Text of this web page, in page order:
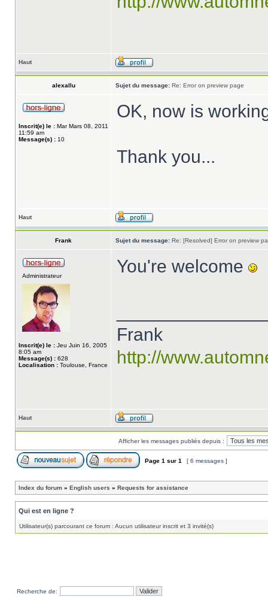
Haut
alexallu Sujet du message: Re: Error on preview page
Inscrit(e) le : Mar Mars 08, 2011
11:59 am
Message(s) : 10
OK, now is
Thank you...
Haut
Frank Sujet du message: Re: [Resolved] Error on preview
Administrateur
Inscrit(e) le : Jeu Juin 16, 2005
8:05 am
Message(s) : 628
Localisation : Toulouse, France
You're welcome
Frank
http://
Haut
Afficher les messages publiés depuis :
Page 1 sur 1 [ 6 messages ]
Index du forum » English users » Requests for assistance
Qui est en ligne ?
Utilisateur(s) parcourant ce forum : Aucun utilisateur inscrit et 3 invité(s)
Recherche de: